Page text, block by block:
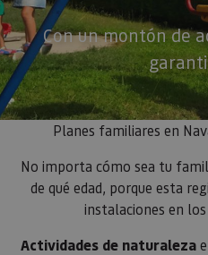
Con un montón de
Planes familiares en
No importa cómo sea tu
de qué edad, porque esta
instalaciones en
Actividades de naturaleza